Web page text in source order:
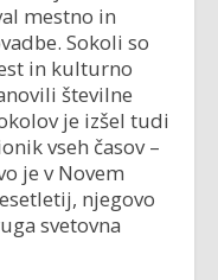
mestno in
Sokoli so
in kulturno
številne
je izšel tudi
vseh časov –
je v Novem
njegovo
svetovna